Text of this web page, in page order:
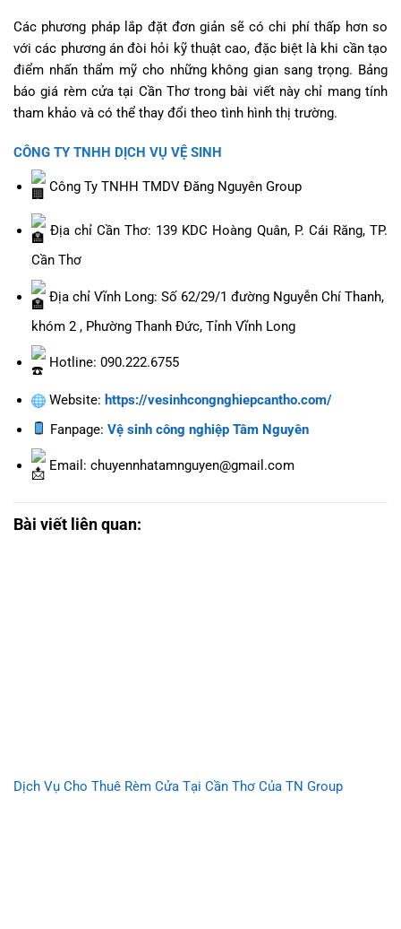
Các phương pháp lắp đặt đơn giản sẽ có chi phí thấp hơn so
với các phương án đòi hỏi kỹ thuật cao, đặc biệt là khi cần tạo
điểm nhấn thẩm mỹ cho những không gian sang trọng. Bảng
báo giá rèm cửa tại Cần Thơ trong bài viết này chỉ mang tính
tham khảo và có thể thay đổi theo tình hình thị trường.
CÔNG TY TNHH DỊCH VỤ VỆ SINH
Công Ty TNHH TMDV Đăng Nguyên Group
Địa chỉ Cần Thơ: 139 KDC Hoàng Quân, P. Cái Răng, TP.
Cần Thơ
Địa chỉ Vĩnh Long: Số 62/29/1 đường Nguyễn Chí Thanh,
khóm 2 , Phường Thanh Đức, Tỉnh Vĩnh Long
Hotline: 090.222.6755
Website: https://vesinhcongnghiepcantho.com/
Fanpage:Vệ sinh công nghiệp Tâm Nguyên
Email: chuyennhatamnguyen@gmail.com
Bài viết liên quan:
Dịch Vụ Cho Thuê Rèm Cửa Tại Cần Thơ Của TN Group